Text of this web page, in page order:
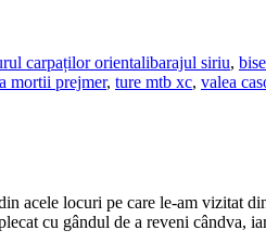
carpaților orientalibarajul siriu,
mortii prejmer, ture mtb xc, valea
acele locuri pe care le-am vizitat
cu gândul de a reveni cândva,